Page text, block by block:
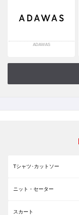
ADAWAS
Tシャツ･カットソー
ニット・セーター
スカート